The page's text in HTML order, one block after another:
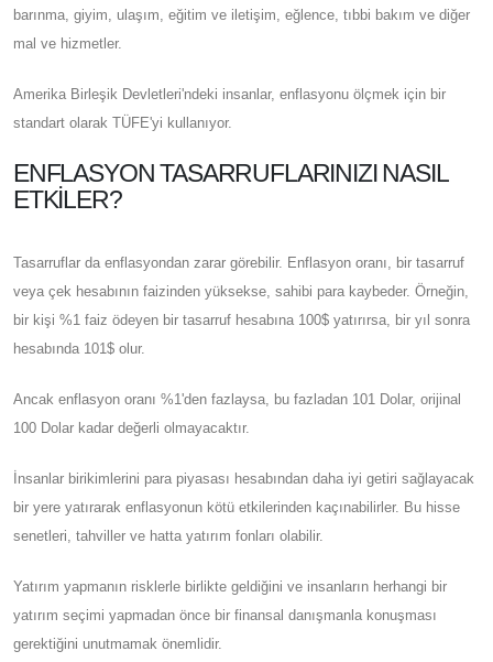
barınma, giyim, ulaşım, eğitim ve iletişim, eğlence, tıbbi bakım ve diğer
mal ve hizmetler.
Amerika Birleşik Devletleri'ndeki insanlar, enflasyonu ölçmek için bir
standart olarak TÜFE'yi kullanıyor.
ENFLASYON TASARRUFLARINIZI NASIL
ETKILER?
Tasarruflar da enflasyondan zarar görebilir. Enflasyon oranı, bir tasarruf
veya çek hesabının faizinden yüksekse, sahibi para kaybeder. Örneğin,
bir kişi %1 faiz ödeyen bir tasarruf hesabına 100$ yatırırsa, bir yıl sonra
hesabında 101$ olur.
Ancak enflasyon oranı %1'den fazlaysa, bu fazladan 101 Dolar, orijinal
100 Dolar kadar değerli olmayacaktır.
İnsanlar birikimlerini para piyasası hesabından daha iyi getiri sağlayacak
bir yere yatırarak enflasyonun kötü etkilerinden kaçınabilirler. Bu hisse
senetleri, tahviller ve hatta yatırım fonları olabilir.
Yatırım yapmanın risklerle birlikte geldiğini ve insanların herhangi bir
yatırım seçimi yapmadan önce bir finansal danışmanla konuşması
gerektiğini unutmamak önemlidir.